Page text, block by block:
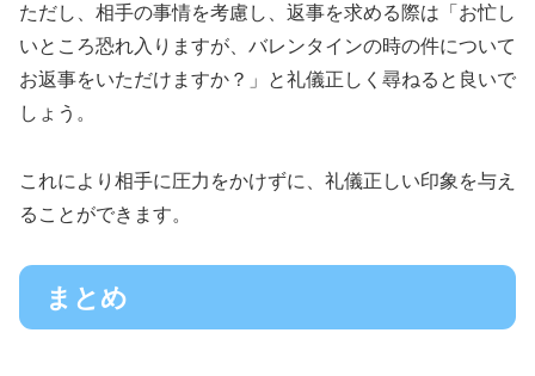
ただし、相手の事情を考慮し、返事を求める際は「お忙し
いところ恐れ入りますが、バレンタインの時の件について
お返事をいただけますか？」と礼儀正しく尋ねると良いで
しょう。
これにより相手に圧力をかけずに、礼儀正しい印象を与え
ることができます。
まとめ